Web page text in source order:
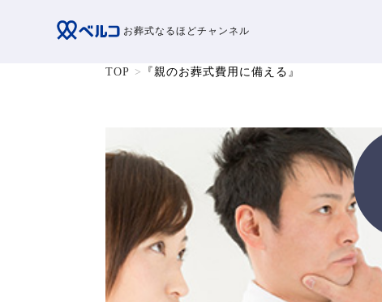
お葬式なるほどチャンネル
TOP 『親のお葬式費用に備える』